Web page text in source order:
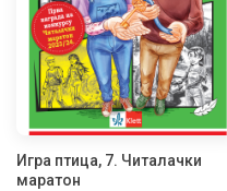
Игра птица, 7. Читалачки
маратон